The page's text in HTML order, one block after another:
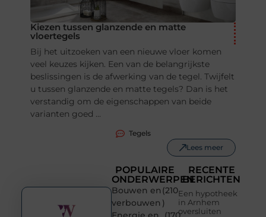
Kiezen tussen glanzende en matte
vloertegels
Bij het uitzoeken van een nieuwe vloer komen
veel keuzes kijken. Een van de belangrijkste
beslissingen is de afwerking van de tegel. Twijfelt
u tussen glanzende en matte tegels? Dan is het
verstandig om de eigenschappen van beide
varianten goed ...
Tegels
Lees meer
POPULAIRE
ONDERWERPEN
Bouwen en
verbouwen
(210
)
RECENTE
BERICHTEN
Een hypotheek
in Arnhem
oversluiten